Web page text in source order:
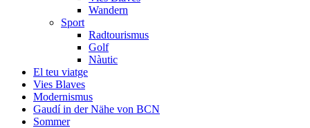
Wandern
Sport
Radtourismus
Golf
Nàutic
El teu viatge
Vies Blaves
Modernismus
Gaudí in der Nähe von BCN
Sommer